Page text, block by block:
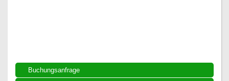
Buchungsanfrage